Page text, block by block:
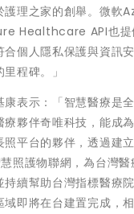
護理之家的創舉。微軟
Healthcare API也提
個人隱私保護與資訊
程碑。」
康表示：「智慧醫療是
夥伴奇唯科技，能成
平台的夥伴，透過建
照護物聯網，為台灣
續幫助台灣指標醫療
域即將在台建置完成，